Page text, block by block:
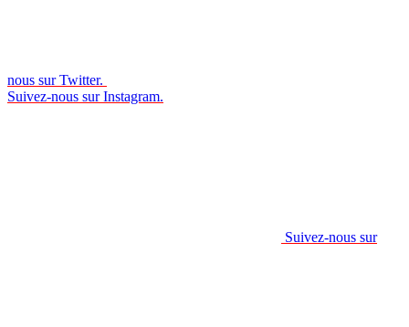
nous sur Twitter.
Suivez-nous sur Instagram.
Suivez-nous sur